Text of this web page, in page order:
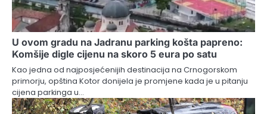
U ovom gradu na Jadranu parking košta papreno:
Komšije digle cijenu na skoro 5 eura po satu
Kao jedna od najposjećenijih destinacija na Crnogorskom
primorju, opština Kotor donijela je promjene kada je u pitanju
cijena parkinga u…